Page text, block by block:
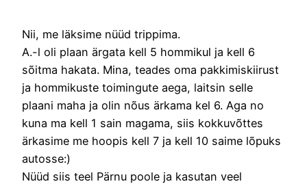
Nii, me läksime nüüd trippima.
A.-l oli plaan ärgata kell 5 hommikul ja kell 6
sõitma hakata. Mina, teades oma pakkimiskiirust
ja hommikuste toimingute aega, laitsin selle
plaani maha ja olin nõus ärkama kel 6. Aga no
kuna ma kell 1 sain magama, siis kokkuvõttes
ärkasime me hoopis kell 7 ja kell 10 saime lõpuks
autosse:)
Nüüd siis teel Pärnu poole ja kasutan veel